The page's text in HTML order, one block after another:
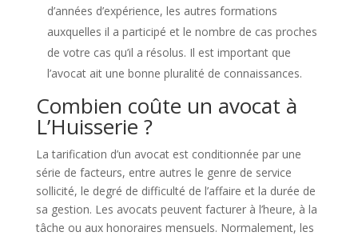
d’années d’expérience, les autres formations
auxquelles il a participé et le nombre de cas proches
de votre cas qu’il a résolus. Il est important que
l’avocat ait une bonne pluralité de connaissances.
Combien coûte un avocat à
L’Huisserie ?
La tarification d’un avocat est conditionnée par une
série de facteurs, entre autres le genre de service
sollicité, le degré de difficulté de l’affaire et la durée de
sa gestion. Les avocats peuvent facturer à l’heure, à la
tâche ou aux honoraires mensuels. Normalement, les